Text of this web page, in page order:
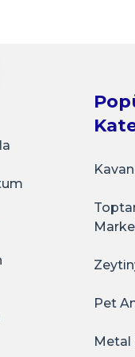
cm 6'lı Oval
Pet
Metal